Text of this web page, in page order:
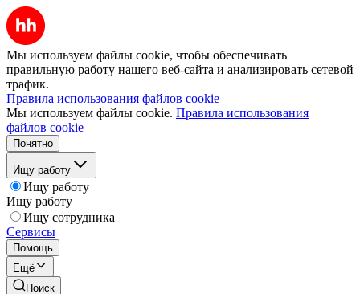
Мы используем файлы cookie, чтобы обеспечивать
правильную работу нашего веб-сайта и анализировать сетевой
трафик.
Правила использования файлов cookie
Мы используем файлы cookie. Правила использования
файлов cookie
Понятно
Ищу работу
Ищу работу
Ищу работу
Ищу сотрудника
Сервисы
Помощь
Ещё
Поиск